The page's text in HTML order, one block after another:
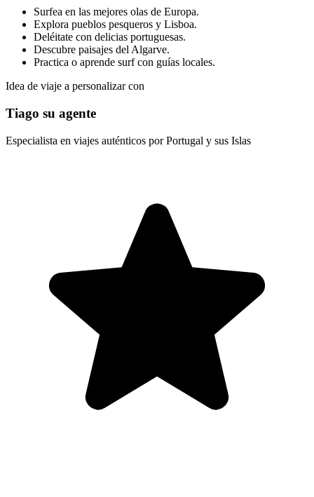
Surfea en las mejores olas de Europa.
Explora pueblos pesqueros y Lisboa.
Deléitate con delicias portuguesas.
Descubre paisajes del Algarve.
Practica o aprende surf con guías locales.
Idea de viaje a personalizar con
Tiago su agente
Especialista en viajes auténticos por Portugal y sus Islas